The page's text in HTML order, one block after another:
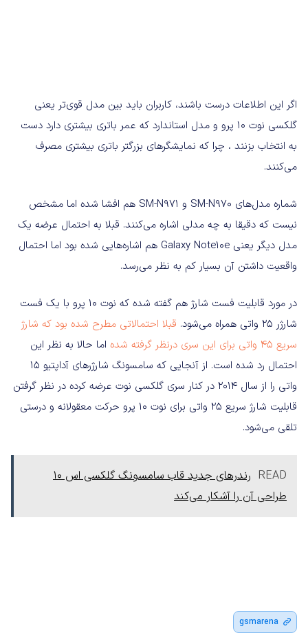
اگر این اطلاعات درست باشند، کاربران باید بین مدل قوی‌تر یعنی
گلکسی نوت 10 پرو و مدل استاندارد که عمر باتری بیشتری دارد دست
به انتخاب بزنند ، چرا که نمایشگرهای بزرگتر باتری بیشتری مصرف
می‌کنند.
شماره مدل‌های SM-N970 و SM-N971 هم افشا شده اما مشخص
نیست که دقیقا به چه مدلی اشاره می‌کنند. قبلا به احتمال عرضه یک
مدل دیگر یعنی Galaxy Note10e هم اشاره‌هایی شده بود اما احتمال
واقعیت داشتن آن بسیار کم به نظر می‌رسد.
در مورد قابلیت فست شارژ هم گفته شده که نوت 10 پرو با یک فست
شارژر 25 واتی همراه می‌شود.
قبلا احتمالاتی مطرح شده بود که شارژ
سریع 45 واتی برای این سری درنظر گرفته شده
اما حالا به نظر این
احتمال رد شده است. از آنجایی که سامسونگ شارژرهای آداپتیو 15
واتی را از سال 2014 در کنار سری گلکسی نوت عرضه کرده در نظر گرفتن
قابلیت شارژ سریع 25 واتی برای نوت 10 پرو حرکت معقولانه و درستی
تلقی می‌شود.
READ
رندر‌های جدید قاب سامسونگ گلکسی اس 10
طراحی آن را آشکار می‌کند
gsmarena